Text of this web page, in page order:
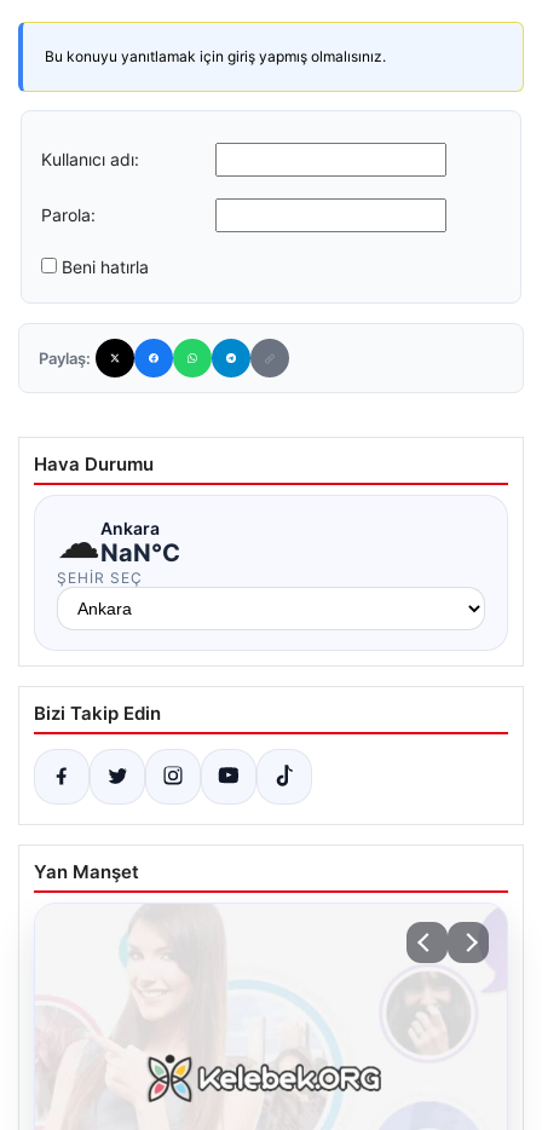
Bu konuyu yanıtlamak için giriş yapmış olmalısınız.
Kullanıcı adı:
Parola:
Beni hatırla
Paylaş:
Hava Durumu
☁Ankara
NaN°C
ŞEHIR SEÇ
Bizi Takip Edin
Yan Manşet